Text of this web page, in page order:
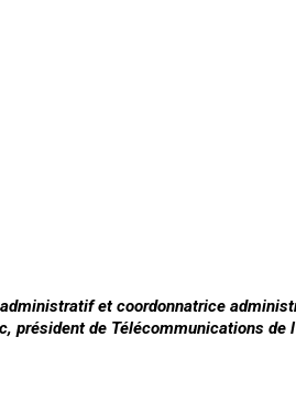
et coordonnatrice
de Télécommunications de